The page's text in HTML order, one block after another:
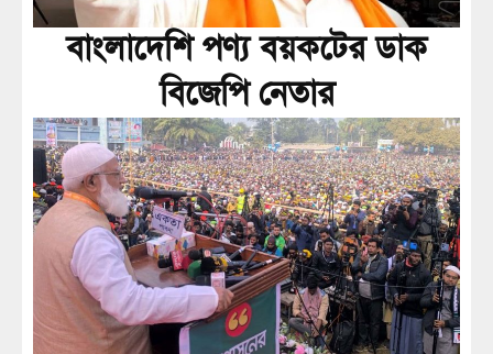
বাংলাদেশি পণ্য বয়কটের ডাক
বিজেপি নেতার